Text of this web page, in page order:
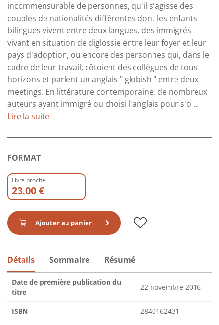
incommensurable de personnes, qu'il s'agisse des
couples de nationalités différentes dont les enfants
bilingues vivent entre deux langues, des immigrés
vivant en situation de diglossie entre leur foyer et leur
pays d'adoption, ou encore des personnes qui, dans le
cadre de leur travail, côtoient des collègues de tous
horizons et parlent un anglais " globish " entre deux
meetings. En littérature contemporaine, de nombreux
auteurs ayant immigré ou choisi l'anglais pour s'o ...
Lire la suite
FORMAT
Livre broché
23.00 €
Ajouter au panier
Détails Sommaire Résumé
Date de première publication du
titre
22 novembre 2016
ISBN 2840162431